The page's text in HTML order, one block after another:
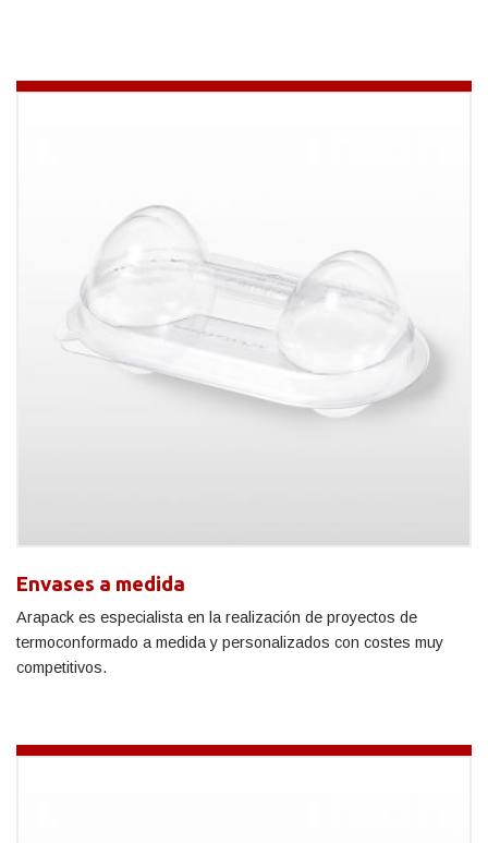
Envases a medida
Arapack es especialista en la realización de proyectos de
termoconformado a medida y personalizados con costes muy
competitivos.